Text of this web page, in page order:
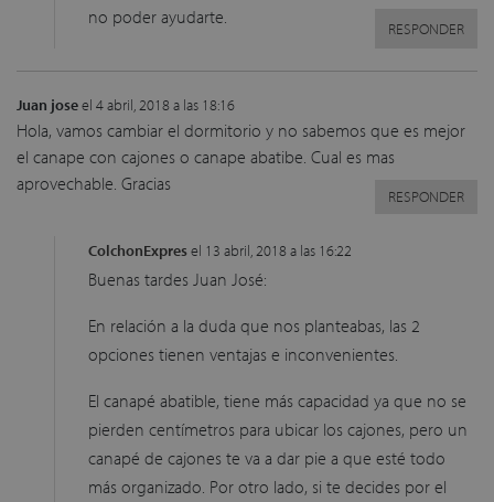
no poder ayudarte.
RESPONDER
Juan joseel 4 abril, 2018 a las 18:16
Hola, vamos cambiar el dormitorio y no sabemos que es mejor
el canape con cajones o canape abatibe. Cual es mas
aprovechable. Gracias
RESPONDER
ColchonExpresel 13 abril, 2018 a las 16:22
Buenas tardes Juan José:
En relación a la duda que nos planteabas, las 2
opciones tienen ventajas e inconvenientes.
El canapé abatible, tiene más capacidad ya que no se
pierden centímetros para ubicar los cajones, pero un
canapé de cajones te va a dar pie a que esté todo
más organizado. Por otro lado, si te decides por el